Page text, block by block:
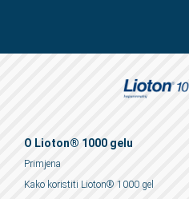
O Lioton® 1000 gelu
Primjena
Kako koristiti Lioton® 1000 gel